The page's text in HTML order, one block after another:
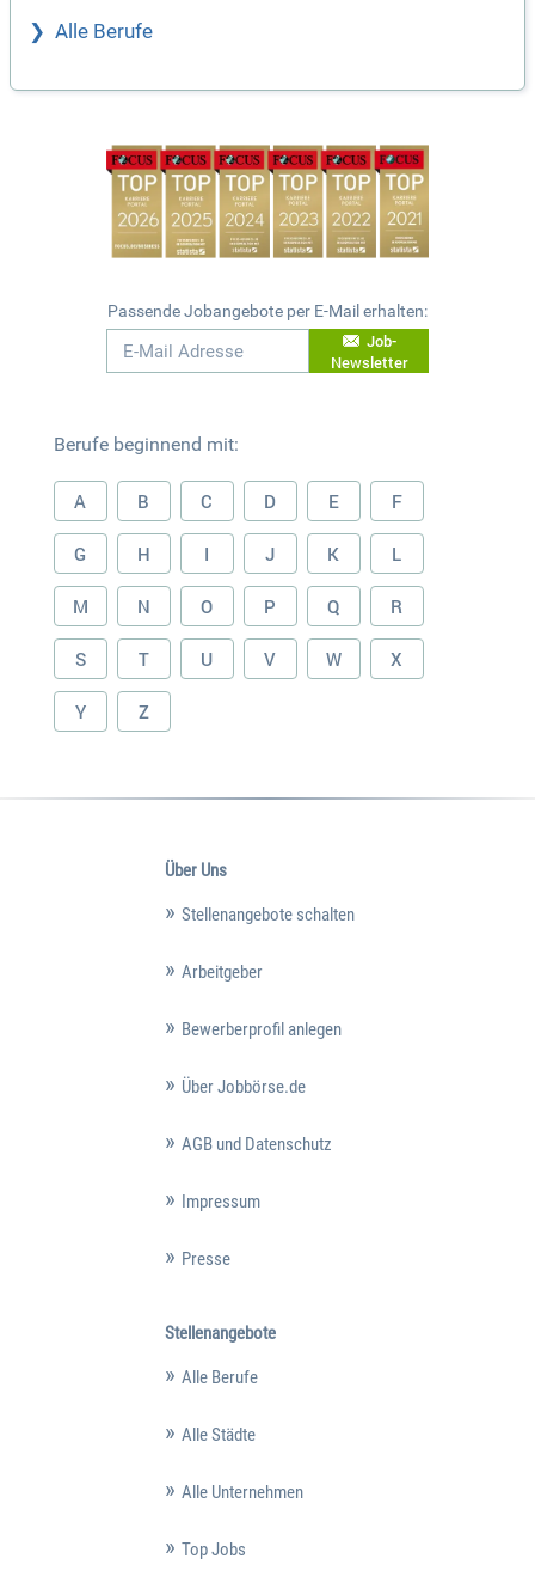
Alle Berufe
Passende Jobangebote per E-Mail erhalten:
Job-
Newsletter
Berufe beginnend mit:
A B C D E F
G H I J K L
M N O P Q R
S T U V W X
Y Z
Über Uns
Stellenangebote schalten
Arbeitgeber
Bewerberprofil anlegen
Über Jobbörse.de
AGB und Datenschutz
Impressum
Presse
Stellenangebote
Alle Berufe
Alle Städte
Alle Unternehmen
Top Jobs